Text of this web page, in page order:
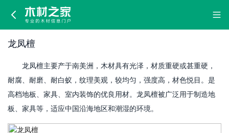
龙
凤
龙凤檀
龙凤檀主要产于南美洲，木材具有光泽，材质重硬或甚重硬，
耐腐、耐磨、耐白蚁，纹理美观，较均匀，强度高，材色悦目。是
高档地板、家具、室内装饰的优良用材。龙凤檀被广泛用于制造地
板、家具等，适应中国沿海地区和潮湿的环境。